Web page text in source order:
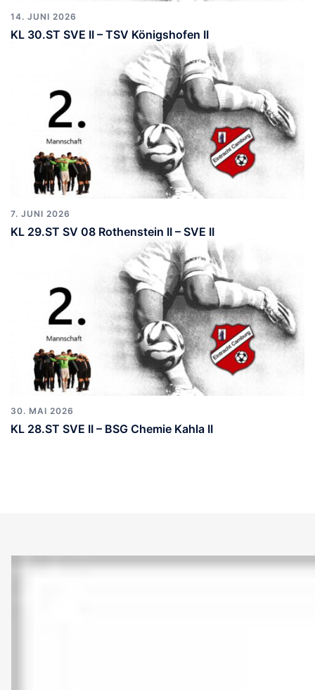
14. JUNI 2026
KL 30.ST SVE II – TSV Königshofen II
7. JUNI 2026
KL 29.ST SV 08 Rothenstein II – SVE II
30. MAI 2026
KL 28.ST SVE II – BSG Chemie Kahla II